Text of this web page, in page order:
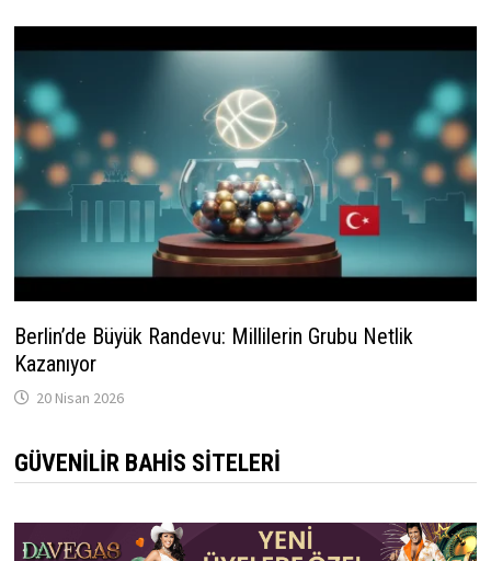
Berlin’de Büyük Randevu: Millilerin Grubu Netlik
Kazanıyor
20 Nisan 2026
GÜVENILIR BAHIS SITELERI